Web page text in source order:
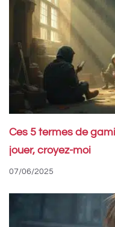
Ces 5 termes de
jouer, croyez-moi
07/06/2025